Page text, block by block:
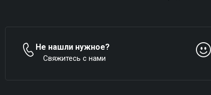
Не нашли нужное?
Свяжитесь с нами